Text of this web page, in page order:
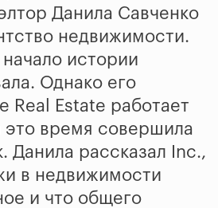
Данила Савченко
недвижимости.
истории
Однако его
Real Estate работает
это время совершила
Данила рассказал Inc.,
в недвижимости
и что общего